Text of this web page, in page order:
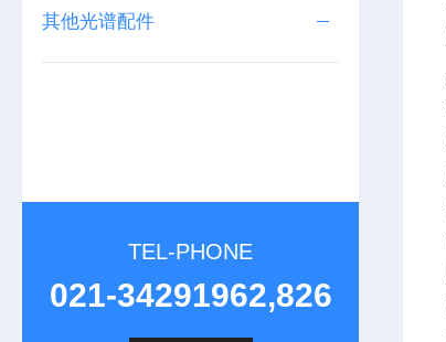
其他光谱配件
TEL-PHONE
021-34291962,826